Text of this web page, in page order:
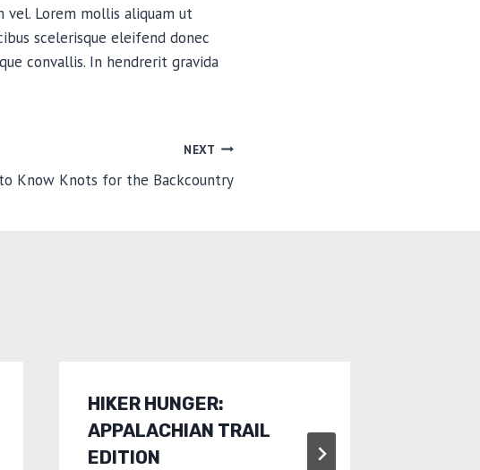
vel. Lorem mollis aliquam ut
scelerisque eleifend donec
convallis. In hendrerit gravida
NEXT
Know Knots for the Backcountry
HIKER HUNGER:
APPALACHIAN TRAIL
EDITION